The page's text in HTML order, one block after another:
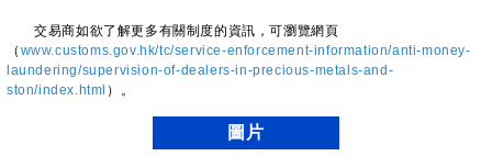
交易商如欲了解更多有關制度的資訊，可瀏覽網頁
（ www.customs.gov.hk/tc/service-enforcement-information/anti-money-
laundering/supervision-of-dealers-in-precious-metals-and-
ston/index.html ）。
圖片